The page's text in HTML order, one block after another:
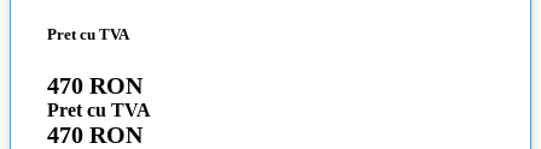
Pret cu TVA
470 RON
Pret cu TVA
470 RON